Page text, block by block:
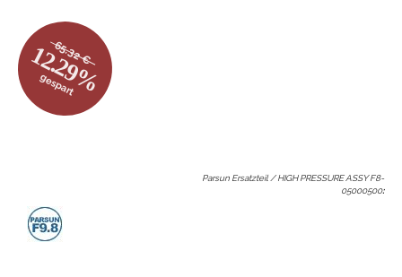
65.32 €
12.29%
gespart
Parsun Ersatzteil / HIGH PRESSURE ASSY F8-
05000500: